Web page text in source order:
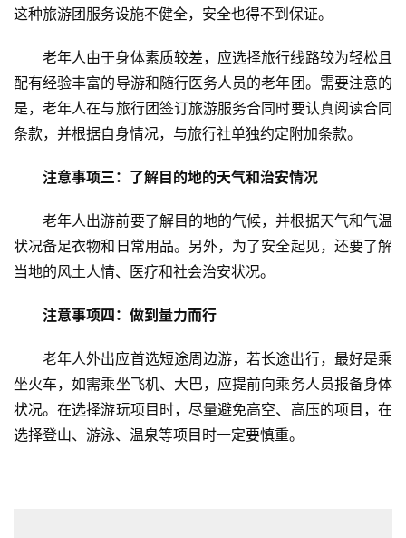
这种旅游团服务设施不健全，安全也得不到保证。
老年人由于身体素质较差，应选择旅行线路较为轻松且
配有经验丰富的导游和随行医务人员的老年团。需要注意的
是，老年人在与旅行团签订旅游服务合同时要认真阅读合同
条款，并根据自身情况，与旅行社单独约定附加条款。
注意事项三：了解目的地的天气和治安情况
老年人出游前要了解目的地的气候，并根据天气和气温
状况备足衣物和日常用品。另外，为了安全起见，还要了解
当地的风土人情、医疗和社会治安状况。
注意事项四：做到量力而行
老年人外出应首选短途周边游，若长途出行，最好是乘
坐火车，如需乘坐飞机、大巴，应提前向乘务人员报备身体
状况。在选择游玩项目时，尽量避免高空、高压的项目，在
选择登山、游泳、温泉等项目时一定要慎重。